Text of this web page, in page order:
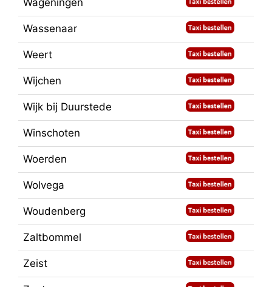
Wageningen
Wassenaar
Weert
Wijchen
Wijk bij Duurstede
Winschoten
Woerden
Wolvega
Woudenberg
Zaltbommel
Zeist